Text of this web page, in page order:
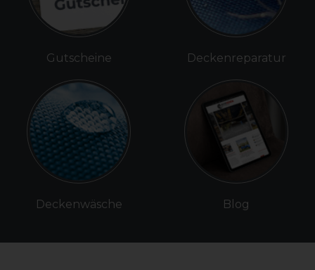
Gutscheine
Deckenwäsche
Deckenreparatur
Blog